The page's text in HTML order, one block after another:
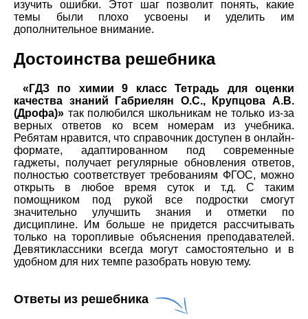
изучить ошибки. Этот шаг позволит понять, какие
темы были плохо усвоены и уделить им
дополнительное внимание.
Достоинства решебника
«ГДЗ по химии 9 класс Тетрадь для оценки
качества знаний Габриелян О.С., Крупцова А.В.
(Дрофа)» так полюбился школьникам не только из-за
верных ответов ко всем номерам из учебника.
Ребятам нравится, что справочник доступен в онлайн-
формате, адаптированном под современные
гаджеты, получает регулярные обновления ответов,
полностью соответствует требованиям ФГОС, можно
открыть в любое время суток и т.д. С таким
помощником под рукой все подростки смогут
значительно улучшить знания и отметки по
дисциплине. Им больше не придется рассчитывать
только на торопливые объяснения преподавателей.
Девятиклассники всегда могут самостоятельно и в
удобном для них темпе разобрать новую тему.
Ответы из решебника